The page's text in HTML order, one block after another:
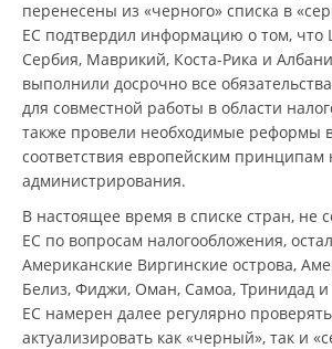
перенесены из «черного» списка в
ЕС подтвердил информацию о том,
Сербия, Маврикий, Коста-Рика и
выполнили досрочно все
для совместной работы в области
также провели необходимые реформы
соответствия европейским принципам
администрирования.
В настоящее время в списке стран, не
ЕС по вопросам налогообложения,
Американские Виргинские острова,
Белиз, Фиджи, Оман, Самоа, Тринидад и
ЕС намерен далее регулярно
актуализировать как «черный», так и